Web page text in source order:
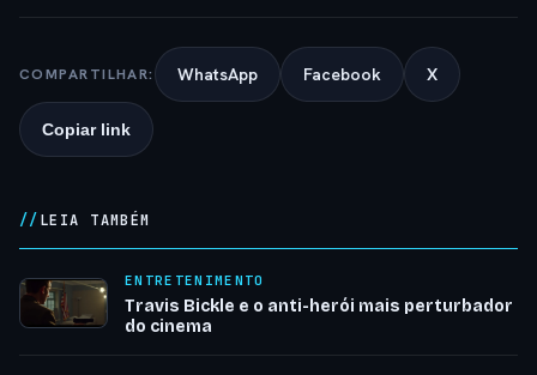
COMPARTILHAR: WhatsApp Facebook X
Copiar link
LEIA TAMBÉM
ENTRETENIMENTO
Travis Bickle e o anti-herói mais perturbador
do cinema